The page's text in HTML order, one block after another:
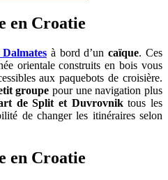
en Croatie
Dalmatesà bord d’uncaïque. Ces
orientale construits en bois vous
aux paquebots de croisière.
groupe pour une navigation plus
de Split et Duvrovniktous les
de changer les itinéraires selon
en Croatie